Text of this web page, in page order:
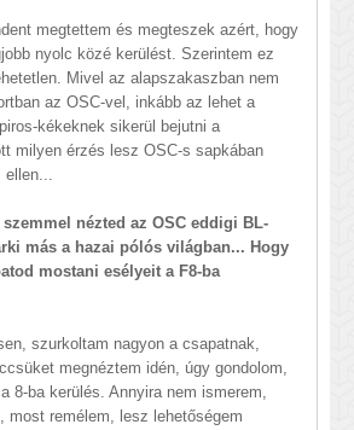
megtettem és megteszek azért, hogy
nyolc közé kerülést. Szerintem ez
Mivel az alapszakaszban nem
az OSC-vel, inkább az lehet a
kékeknek sikerül bejutni a
milyen érzés lesz OSC-s sapkában
ellen...
nézted az OSC eddigi BL-
más a hazai pólós világban... Hogy
mostani esélyeit a F8-ba
szurkoltam nagyon a csapatnak,
megnéztem idén, úgy gondolom,
8-ba kerülés. Annyira nem ismerem,
most remélem, lesz lehetőségem